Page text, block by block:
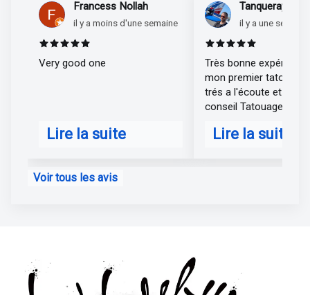
Francess Nollah
il y a moins d'une semaine
Rated 5 out of 5 stars
Very good one
Lire la suite
Tanqueray
il y a une semaine
Rated 5 out of
Très bonne
mon premier tatouage
trés a l'écoute et de très bon
conseil Tatouage tres
elodie
Lire la suite
Voir tous les avis